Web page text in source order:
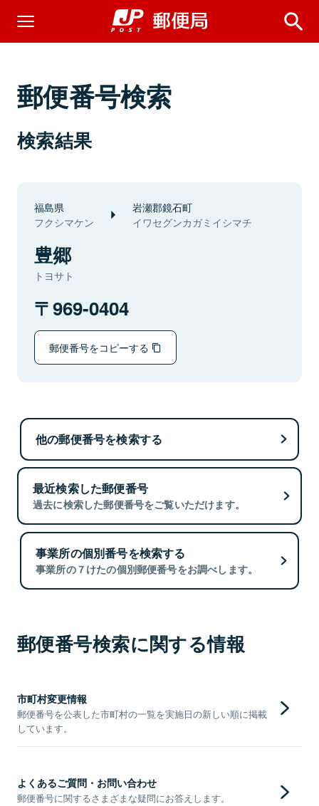
郵便番号検索
検索結果
福島県
フクシマケン
岩瀬郡鏡石町
イワセグンカガミイシマチ
豊郷
トヨサト
969-0404
郵便番号をコピーする
他の郵便番号を検索する
最近検索した郵便番号
過去に検索した郵便番号をご覧いただけます。
事業所の個別番号を検索する
事業所の７けたの個別郵便番号をお調べします。
郵便番号検索に関する情報
市町村変更情報
郵便番号を公表した市町村の一覧を実施日の新しい順に掲載
しています。
よくあるご質問・お問い合わせ
郵便番号に関するさまざまな疑問にお答えします。